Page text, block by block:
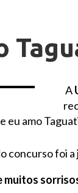
A
eu amo
concurso foi
muitos